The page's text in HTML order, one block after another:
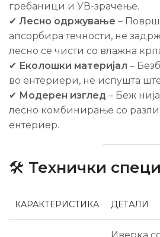
гребаници и УВ-зрачење.
✔ Лесно одржување –
апсорбира течности, не
лесно се чисти со влажна
✔ Еколошки материјал –
во ентериери, не испушта
✔ Модерен изглед – Беж
лесно комбинирање со
ентериер.
🛠 Технички
КАРАКТЕРИСТИКА ДЕТАЛИ